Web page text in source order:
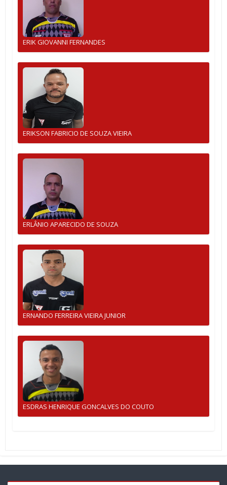
ERIK GIOVANNI FERNANDES
ERIKSON FABRICIO DE SOUZA VIEIRA
ERLÂNIO APARECIDO DE SOUZA
ERNANDO FERREIRA VIEIRA JUNIOR
ESDRAS HENRIQUE GONCALVES DO COUTO